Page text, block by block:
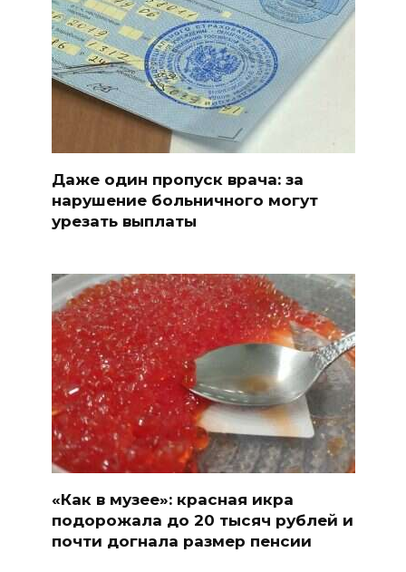
Даже один пропуск врача: за
нарушение больничного могут
урезать выплаты
«Как в музее»: красная икра
подорожала до 20 тысяч рублей и
почти догнала размер пенсии